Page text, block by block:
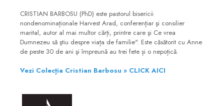
CRISTIAN BARBOSU (PhD) este pastorul bisericii
nondenominaționale Harvest Arad, conferențiar şi consilier
marital, autor al mai multor cărți, printre care şi Ce vrea
Dumnezeu să ştiu despre viața de familie". Este căsătorit cu Anne
de peste 30 de ani şi împreună au trei fete și o nepoțică.
Vezi Colecția Cristian Barbosu » CLICK AICI